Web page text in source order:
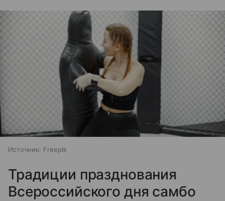
Источник: Freepik
Традиции празднования
Всероссийского дня самбо